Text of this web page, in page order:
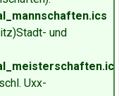
und
Uxx-